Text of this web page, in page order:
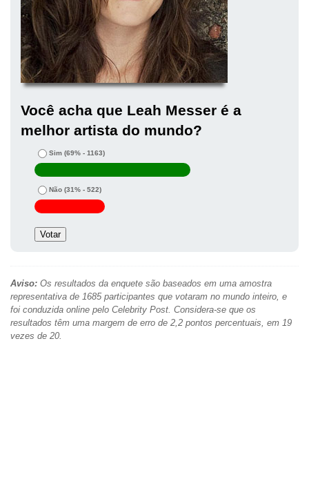
Você acha que Leah Messer é a
melhor artista do mundo?
Sim (69% - 1163)
Não (31% - 522)
Aviso: Os resultados da enquete são baseados em uma amostra
representativa de 1685 participantes que votaram no mundo inteiro, e
foi conduzida online pelo Celebrity Post. Considera-se que os
resultados têm uma margem de erro de 2,2 pontos percentuais, em 19
vezes de 20.